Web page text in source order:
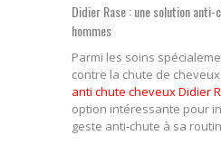
Didier Rase : une solution
hommes
Parmi les soins
contre la chute de
anti chute cheveux Didier
option intéressante pour
geste anti-chute à sa